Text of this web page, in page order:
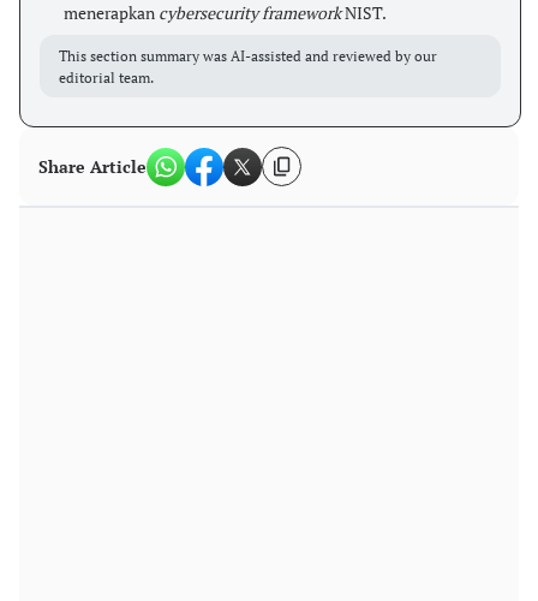
menerapkan cybersecurity frameworkNIST.
This section summary was AI-assisted and reviewed by our
editorial team.
Share Article